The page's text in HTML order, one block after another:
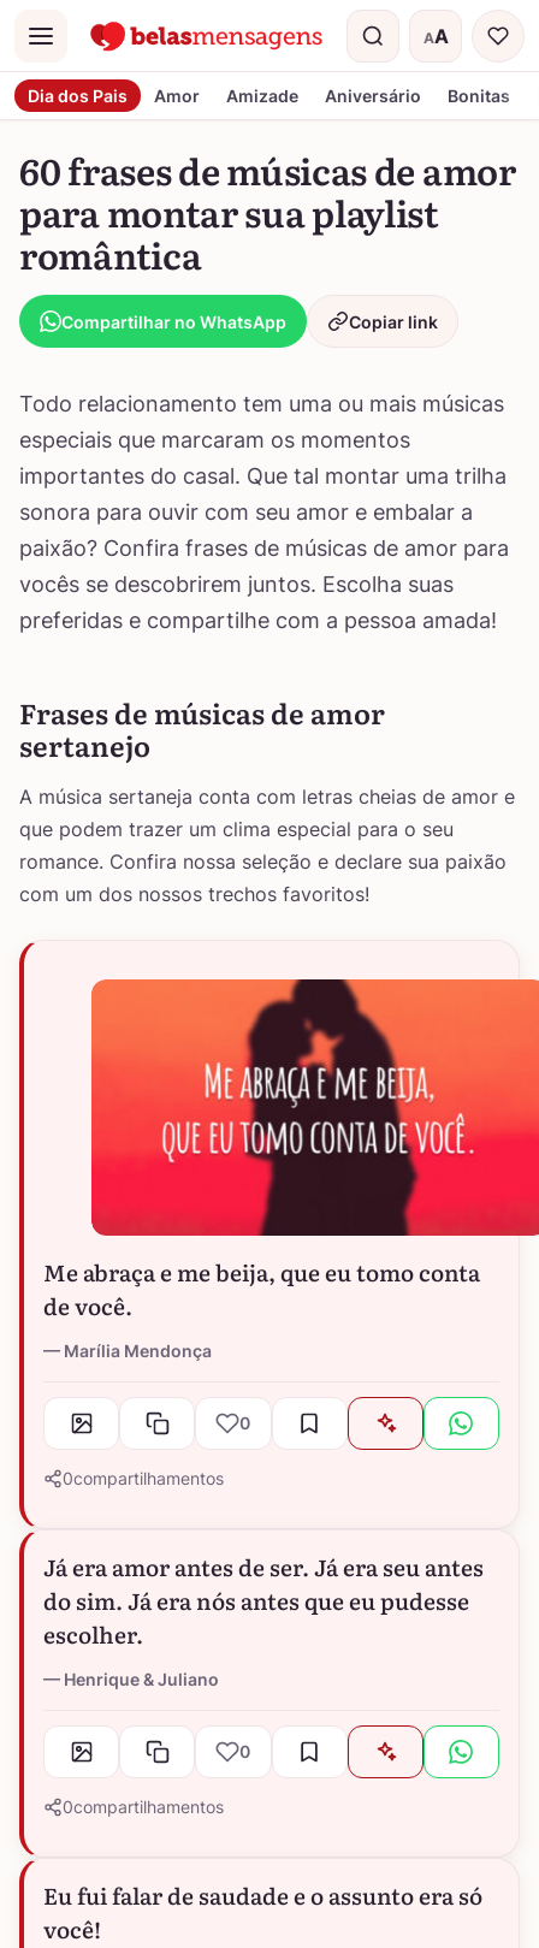
Menu AA
Tamanho do
Dia dos Pais Amor Amizade Aniversário Bonitas
60 frases de músicas de amor
para montar sua playlist
romântica
Compartilhar no WhatsApp Copiar link
Todo relacionamento tem uma ou mais músicas
especiais que marcaram os momentos
importantes do casal. Que tal montar uma trilha
sonora para ouvir com seu amor e embalar a
paixão? Confira frases de músicas de amor para
vocês se descobrirem juntos. Escolha suas
preferidas e compartilhe com a pessoa amada!
Frases de músicas de amor
sertanejo
A música sertaneja conta com letras cheias de amor e
que podem trazer um clima especial para o seu
romance. Confira nossa seleção e declare sua paixão
com um dos nossos trechos favoritos!
Me abraça e me beija, que eu tomo conta
de você.
Marília Mendonça
0
0compartilhamentos
Já era amor antes de ser. Já era seu antes
do sim. Já era nós antes que eu pudesse
escolher.
Henrique & Juliano
0
0compartilhamentos
Eu fui falar de saudade e o assunto era só
você!